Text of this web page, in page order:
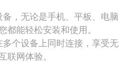
，无论是手机、平板、电脑
都能轻松安装和使用。
个设备上同时连接，享受无
联网体验。